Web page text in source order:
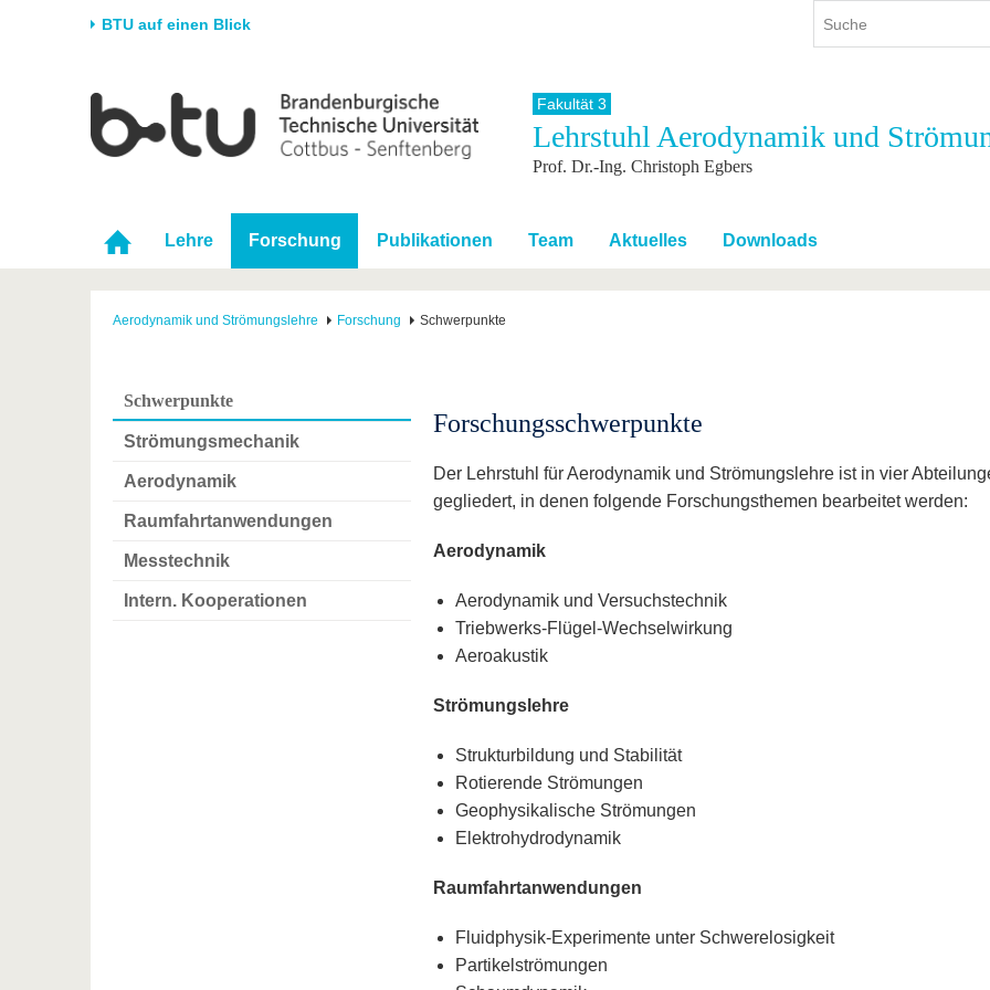
BTU auf einen Blick
Universität
Karriere & Engagement
Partnerschaften &
Strukturwandel
Forschung
Förderung
Wissenschaftlicher
Nachwuchs
Studium
Studienangebot
Im Studium
Nach dem Studium
International
Internationales Profil
Mit der BTU ins Ausland
Für internationale
Studierende
Weiterbildung
Fakultät 3
Lehrstuhl Aerodynamik und
Prof. Dr.-Ing. Christoph Egbers
Lehre Forschung Publikationen Team Aktuelles Downloads
Aerodynamik und Strömungslehre Forschung Schwerpunkte
Schwerpunkte
Strömungsmechanik
Aerodynamik
Raumfahrtanwendungen
Messtechnik
Intern. Kooperationen
Forschungsschwerpunkte
Der Lehrstuhl für Aerodynamik und Strömungslehre ist in vier
gegliedert, in denen folgende Forschungsthemen bearbeitet werden:
Aerodynamik
Aerodynamik und Versuchstechnik
Triebwerks-Flügel-Wechselwirkung
Aeroakustik
Strömungslehre
Strukturbildung und Stabilität
Rotierende Strömungen
Geophysikalische Strömungen
Elektrohydrodynamik
Raumfahrtanwendungen
Fluidphysik-Experimente unter Schwerelosigkeit
Partikelströmungen